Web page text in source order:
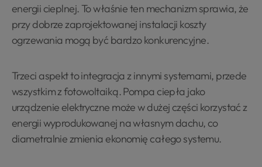
energii cieplnej. To właśnie ten mechanizm sprawia, że
przy dobrze zaprojektowanej instalacji koszty
ogrzewania mogą być bardzo konkurencyjne.
Trzeci aspekt to integracja z innymi systemami, przede
wszystkim z fotowoltaiką. Pompa ciepła jako
urządzenie elektryczne może w dużej części korzystać z
energii wyprodukowanej na własnym dachu, co
diametralnie zmienia ekonomię całego systemu.